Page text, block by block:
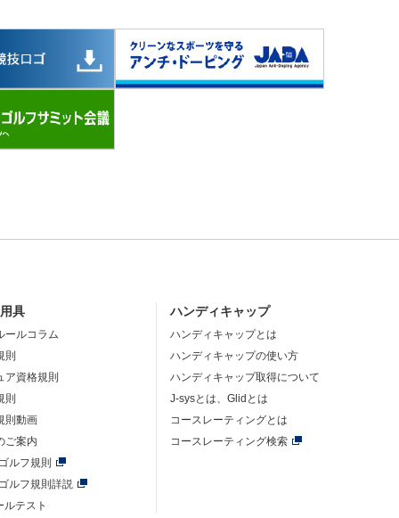
具
ールコラム
則
ア資格規則
則
則動画
ご案内
ルフ規則
ルフ規則詳説
ルテスト
ハンディキャップ
ハンディキャップとは
ハンディキャップの使い方
ハンディキャップ取得について
J-sysとは、Glidとは
コースレーティングとは
コースレーティング検索